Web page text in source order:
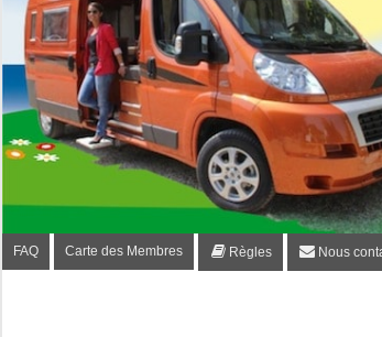
Fourgon-
Forum de conseils et d'entraide des
FAQ Carte des Membres Règles Nous